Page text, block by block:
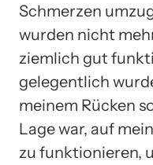
Schmerzen
wurden nicht
ziemlich gut
gelegentlich
meinem Rücken
Lage war, auf
zu funktionieren,